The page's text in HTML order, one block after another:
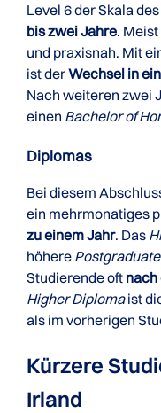
Level 6 der Skala
bis zwei Jahre.
und praxisnah. Mit
ist derWechsel in
Nach weiteren zwei
einen Bachelor of
Diplomas
Bei diesem
ein mehrmonatiges
zu einem Jahr. Das
höhere
Studierende oft
Higher Diplomaist
als im vorherigen
Kürzere
Irland